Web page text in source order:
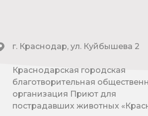
г. Краснодар, ул. Куйбышева 2
Краснодарская городская
благотворительная
организация Приют для
пострадавших животных